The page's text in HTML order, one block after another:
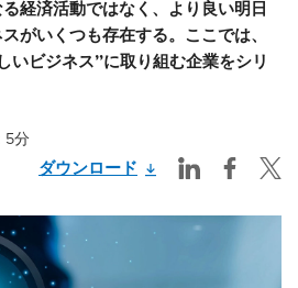
経済活動ではなく、より良い明日
がいくつも存在する。ここでは、
いビジネス”に取り組む企業をシリ
5分
ダウンロード